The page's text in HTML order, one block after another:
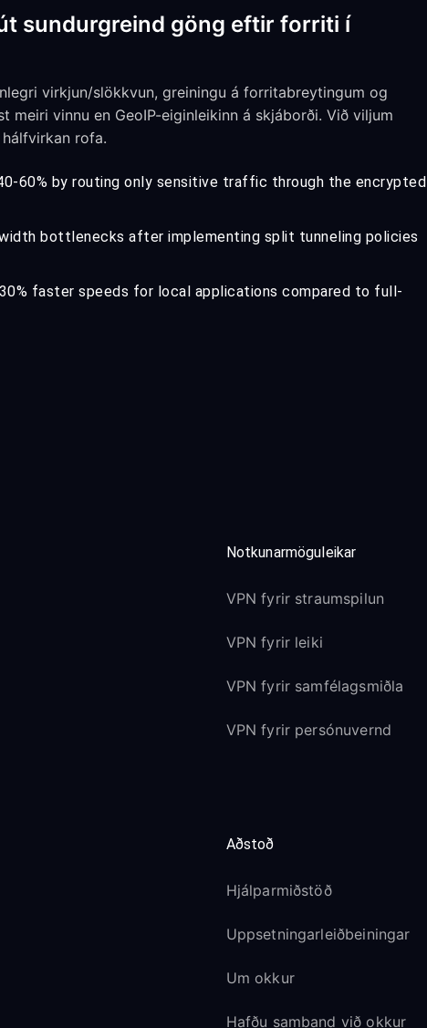
sundurgreind göng eftir forriti í
virkjun/slökkvun, greiningu á forritabreytingum og
vinnu en GeoIP-eiginleikinn á skjáborði. Við viljum
rofa.
60% by routing only sensitive traffic through the encrypted
bottlenecks after implementing split tunneling policies
faster speeds for local applications compared to full-
Notkunarmöguleikar
VPN fyrir straumspilun
VPN fyrir leiki
VPN fyrir samfélagsmiðla
VPN fyrir persónuvernd
Aðstoð
Hjálparmiðstöð
Uppsetningarleiðbeiningar
Um okkur
Hafðu samband við okkur